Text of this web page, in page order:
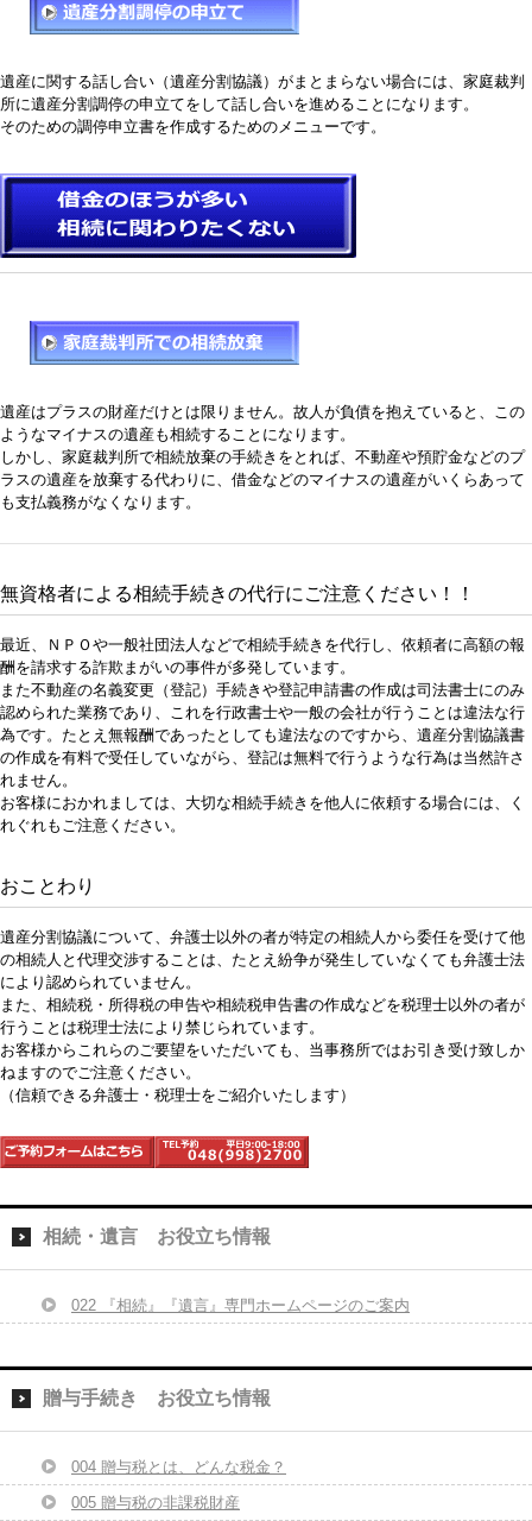
遺産に関する話し合い（遺産分割協議）がまとまらない場合には、家庭裁判
所に遺産分割調停の申立てをして話し合いを進めることになります。
そのための調停申立書を作成するためのメニューです。
遺産はプラスの財産だけとは限りません。故人が負債を抱えていると、この
ようなマイナスの遺産も相続することになります。
しかし、家庭裁判所で相続放棄の手続きをとれば、不動産や預貯金などのプ
ラスの遺産を放棄する代わりに、借金などのマイナスの遺産がいくらあって
も支払義務がなくなります。
無資格者による相続手続きの代行にご注意ください！！
最近、ＮＰＯや一般社団法人などで相続手続きを代行し、依頼者に高額の報
酬を請求する詐欺まがいの事件が多発しています。
また不動産の名義変更（登記）手続きや登記申請書の作成は司法書士にのみ
認められた業務であり、これを行政書士や一般の会社が行うことは違法な行
為です。たとえ無報酬であったとしても違法なのですから、遺産分割協議書
の作成を有料で受任していながら、登記は無料で行うような行為は当然許さ
れません。
お客様におかれましては、大切な相続手続きを他人に依頼する場合には、く
れぐれもご注意ください。
おことわり
遺産分割協議について、弁護士以外の者が特定の相続人から委任を受けて他
の相続人と代理交渉することは、たとえ紛争が発生していなくても弁護士法
により認められていません。
また、相続税・所得税の申告や相続税申告書の作成などを税理士以外の者が
行うことは税理士法により禁じられています。
お客様からこれらのご要望をいただいても、当事務所ではお引き受け致しか
ねますのでご注意ください。
（信頼できる弁護士・税理士をご紹介いたします）
相続・遺言 お役立ち情報
022 『相続』『遺言』専門ホームページのご案内
贈与手続き お役立ち情報
004 贈与税とは、どんな税金？
005 贈与税の非課税財産